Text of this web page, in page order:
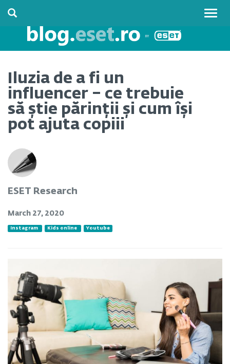
Iluzia de a fi un
influencer – ce trebuie
să știe părinții și cum își
pot ajuta copiii
ESET Research
March 27, 2020
Instagram Kids online Youtube